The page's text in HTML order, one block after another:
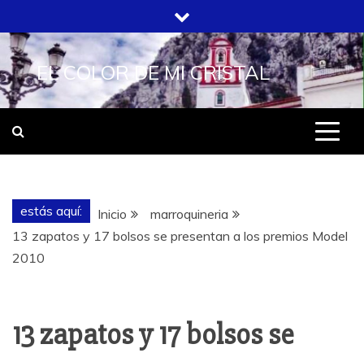
al
contenido
EL COLOR DE MI CRISTAL
estás aquí: Inicio
marroquineria
13 zapatos y 17 bolsos se presentan a los premios Model
2010
13 zapatos y 17 bolsos se